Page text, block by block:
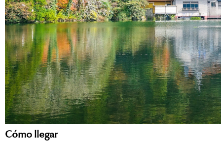
Cómo llegar